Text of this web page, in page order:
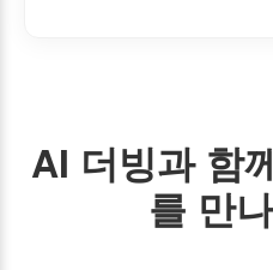
AI 더빙과 함
를 만